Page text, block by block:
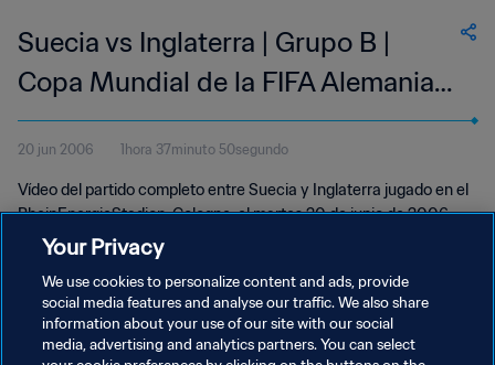
Suecia vs Inglaterra | Grupo B |
Copa Mundial de la FIFA Alemania
2006™ | Partido completo
20 jun 2006 1hora 37minuto 50segundo
Vídeo del partido completo entre Suecia y Inglaterra jugado en el
RheinEnergieStadion, Cologne, el martes 20 de junio de 2006.
POLÍTICA DE PRIVACIDAD
Your Privacy
We use cookies to personalize content and ads, provide
social media features and analyse our traffic. We also share
information about your use of our site with our social
media, advertising and analytics partners. You can select